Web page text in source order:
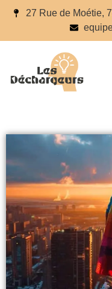
27 Rue de Moétie,